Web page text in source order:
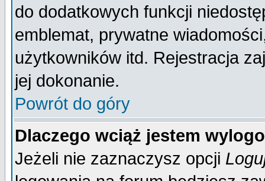
do dodatkowych funkcji
emblemat, prywatne
użytkowników itd. Rejestracja
jej dokonanie.
Powrót do góry
Dlaczego wciąż jestem
Jeżeli nie zaznaczysz opcji